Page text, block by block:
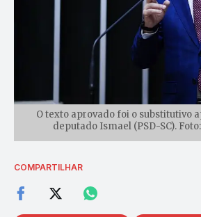
O texto aprovado foi o substitutivo
deputado Ismael (PSD-SC).
COMPARTILHAR